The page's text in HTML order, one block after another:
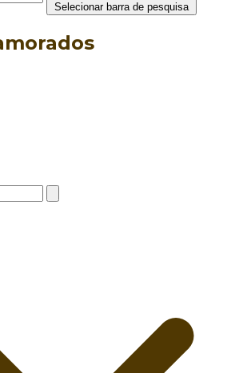
Selecionar barra de pesquisa